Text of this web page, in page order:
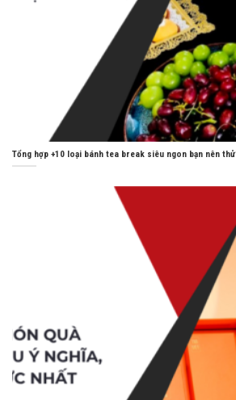
Tổng hợp +10 loại bánh tea break siêu ngon bạn nên thử